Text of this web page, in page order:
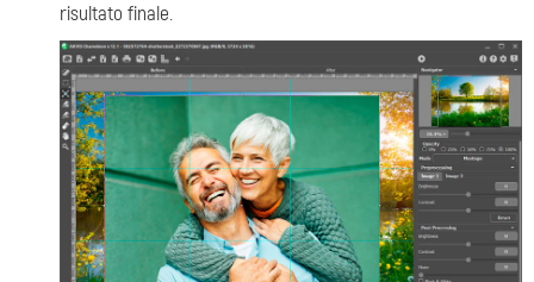
risultato finale.